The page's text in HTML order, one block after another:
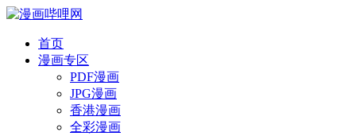
首页
漫画专区
PDF漫画
JPG漫画
香港漫画
全彩漫画